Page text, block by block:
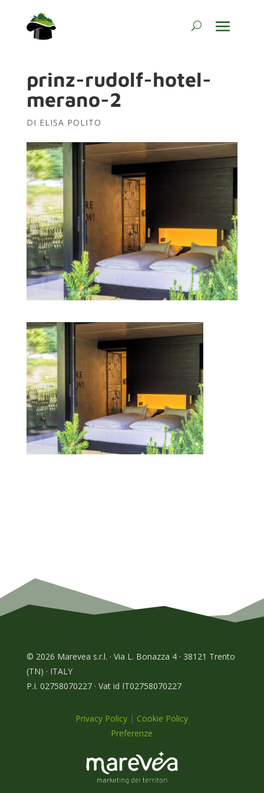
prinz-rudolf-hotel-
merano-2
DI ELISA POLITO
© 2026 Marevea s.r.l. · Via L. Bonazza 4 · 38121 Trento
(TN) · ITALY
P.I. 02758070227 · Vat id IT02758070227
Privacy Policy | Cookie Policy
Preferenze